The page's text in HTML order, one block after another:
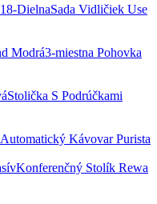
Sada Vidličiek Use
3-miestna Pohovka
Stolička S Podrúčkami
Automatický Kávovar Purista
Konferenčný Stolík Rewa